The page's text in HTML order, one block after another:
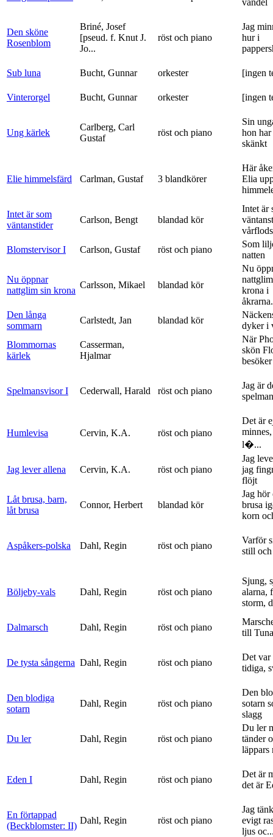
Den sköne
Rosenblom
Briné, Josef
[pseud. f. Knut J.
Jo...
röst och piano
Jag
hur i
Sub luna Bucht, Gunnar orkester [ingen
Vinterorgel Bucht, Gunnar orkester [ingen
Ung kärlek
Carlberg, Carl
Gustaf
röst och piano
Sin
hon
skänkt
Elie himmelsfärd Carlman, Gustaf 3 blandkörer
Här
Elia
Intet är som
väntanstider
Carlson, Bengt blandad kör
Intet är
Blomstervisor I
Carlson, Gustaf röst och piano
Som
natten
Nu öppnar
nattglim sin krona
Carlsson, Mikael blandad kör
Nu
krona i
Den långa
sommarn
Carlstedt, Jan blandad kör
dyker i
Blommornas
kärlek
Casserman,
Hjalmar
När
skön
besöker
Spelmansvisor I Cederwall, Harald röst och piano
Jag är
spelman
Humlevisa Cervin, K.A. röst och piano
Det är
l�...
Jag lever allena Cervin, K.A. röst och piano
Jag
jag
flöjt
Låt brusa, barn,
låt brusa
Connor, Herbert blandad kör
Jag hör
brusa
korn
Aspåkers-polska Dahl, Regin röst och piano
Varför
still
Böljeby-vals Dahl, Regin röst och piano
Sjung,
alarna,
storm,
Dalmarsch Dahl, Regin röst och piano
till Tuna
De tysta sångerna Dahl, Regin röst och piano
Det var
tidiga,
Den blodiga
sotarn
Dahl, Regin röst och piano
Den
sotarn
slagg
Du ler Dahl, Regin röst och piano
Du ler
tänder
läppars
Eden I Dahl, Regin röst och piano
Det är
det är
En förtappad
(Beckblomster: II)
Dahl, Regin röst och piano
Jag
evigt
ljus